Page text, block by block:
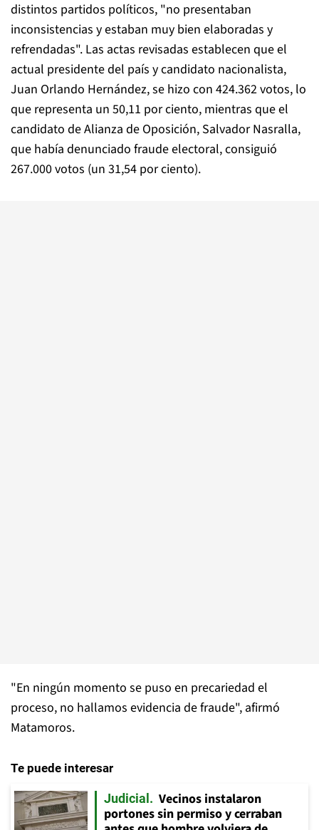
distintos partidos políticos, "no presentaban
inconsistencias y estaban muy bien elaboradas y
refrendadas". Las actas revisadas establecen que el
actual presidente del país y candidato nacionalista,
Juan Orlando Hernández, se hizo con 424.362 votos, lo
que representa un 50,11 por ciento, mientras que el
candidato de Alianza de Oposición, Salvador Nasralla,
que había denunciado fraude electoral, consiguió
267.000 votos (un 31,54 por ciento).
"En ningún momento se puso en precariedad el
proceso, no hallamos evidencia de fraude", afirmó
Matamoros.
Te puede interesar
Judicial
Vecinos instalaron
portones sin permiso y cerraban